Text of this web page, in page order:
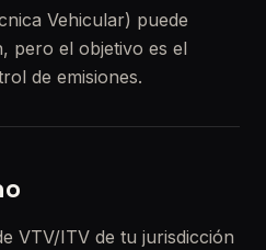
Vehicular) puede
pero el objetivo es el
de emisiones.
VTV/ITV de tu jurisdicción